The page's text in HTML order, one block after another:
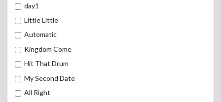
day1
Little Little
Automatic
Kingdom Come
Hit That Drum
My Second Date
All Right